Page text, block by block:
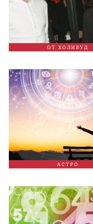
ОТ ХОЛИВУД
АСТРО